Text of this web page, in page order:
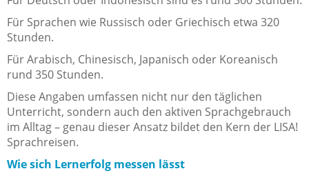
Für Sprachen wie Russisch oder Griechisch etwa 320
Stunden.
Für Arabisch, Chinesisch, Japanisch oder Koreanisch
rund 350 Stunden.
Diese Angaben umfassen nicht nur den täglichen
Unterricht, sondern auch den aktiven Sprachgebrauch
im Alltag – genau dieser Ansatz bildet den Kern der LISA!
Sprachreisen.
Wie sich Lernerfolg messen lässt